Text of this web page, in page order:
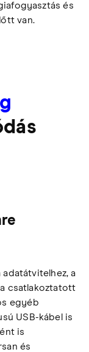
és
van.
adatátvitelhez, a
csatlakoztatott
egyéb
USB-kábel is
is
és